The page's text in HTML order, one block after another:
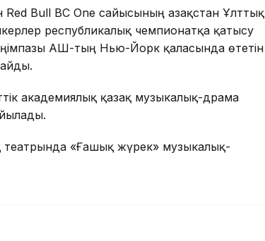
Bull BC One сайысының Қазақстан Ұлттық
республикалық чемпионатқа қатысу
АҚШ-тың Нью-Йорк қаласында өтетін
академиялық қазақ музыкалық-драма
«Ғашық жүрек» музыкалық-